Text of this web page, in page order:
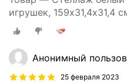
игрушек, 159х31,4х31,4
Анонимный
25 февраля 2023